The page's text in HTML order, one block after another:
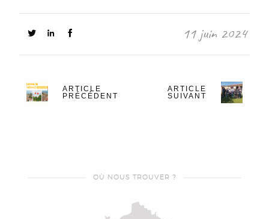
11 juin 2024
ARTICLE
PRÉCÉDENT
ARTICLE
SUIVANT
OÙ NOUS TROUVER ?